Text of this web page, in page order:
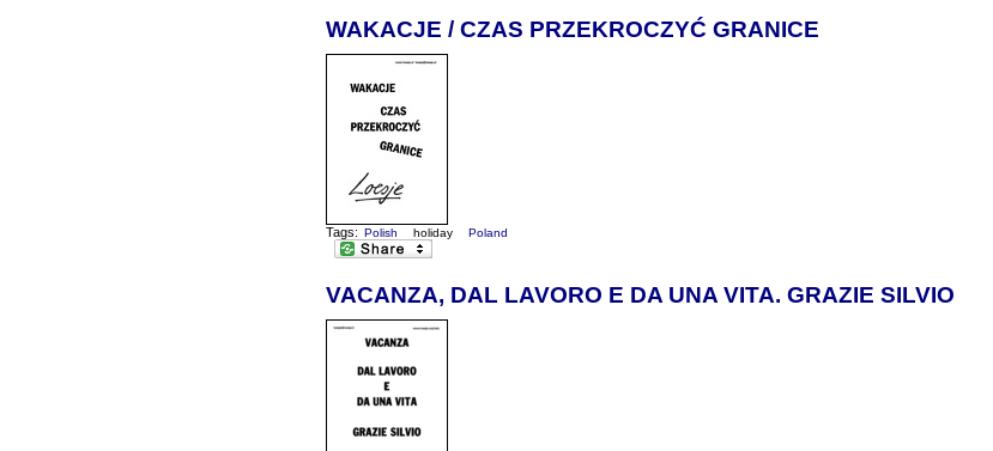
WAKACJE / CZAS PRZEKROCZYĆ GRANICE
Tags: Polish holiday Poland
VACANZA, DAL LAVORO E DA UNA VITA. GRAZIE SILVIO